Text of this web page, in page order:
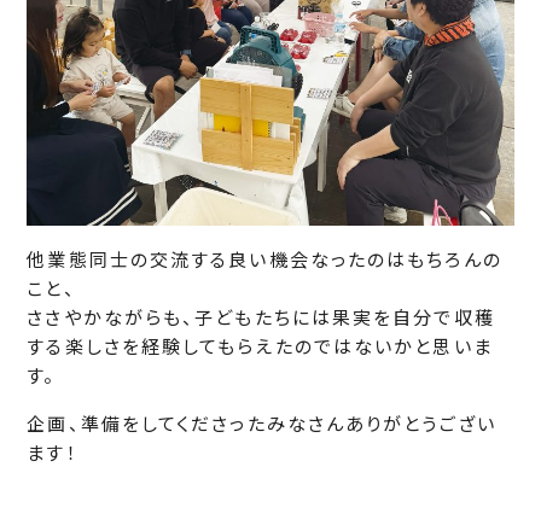
他業態同士の交流する良い機会なったのはもちろんの
こと、
ささやかながらも、子どもたちには果実を自分で収穫
する楽しさを経験してもらえたのではないかと思いま
す。
企画、準備をしてくださったみなさんありがとうござい
ます！